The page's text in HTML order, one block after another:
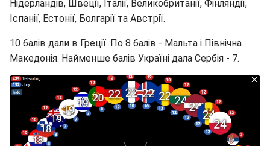
Нідерландів, Швеції, Італії, Великобританії, Фінляндії,
Іспанії, Естонії, Болгарії та Австрії.
10 балів дали в Греції. По 8 балів - Мальта і Північна
Македонія. Найменше балів Україні дала Сербія - 7.